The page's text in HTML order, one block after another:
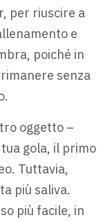
per riuscire a
e
poiché in
senza
oggetto –
gola, il primo
Tuttavia,
più saliva.
più facile, in